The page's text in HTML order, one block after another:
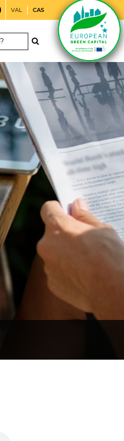
VAL CAS